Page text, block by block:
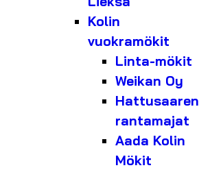
Kolin
vuokramökit
Linta-mökit
Weikan Oy
Hattusaaren
rantamajat
Aada Kolin
Mökit